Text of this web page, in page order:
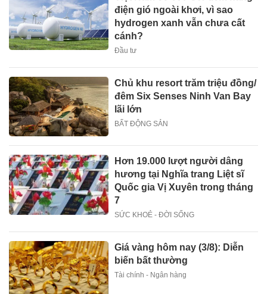
điện gió ngoài khơi, vì sao
hydrogen xanh vẫn chưa cất
cánh?
Đầu tư
Chủ khu resort trăm triệu đồng/
đêm Six Senses Ninh Van Bay
lãi lớn
BẤT ĐỘNG SẢN
Hơn 19.000 lượt người dâng
hương tại Nghĩa trang Liệt sĩ
Quốc gia Vị Xuyên trong tháng
7
SỨC KHOẺ - ĐỜI SỐNG
Giá vàng hôm nay (3/8): Diễn
biến bất thường
Tài chính - Ngân hàng